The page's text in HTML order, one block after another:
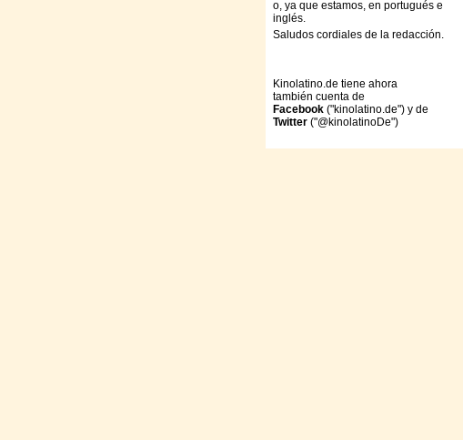
o, ya que estamos, en portugués e
inglés.
Saludos cordiales de la redacción.
Kinolatino.de tiene ahora
también cuenta de
Facebook ("kinolatino.de") y de
Twitter ("@kinolatinoDe")